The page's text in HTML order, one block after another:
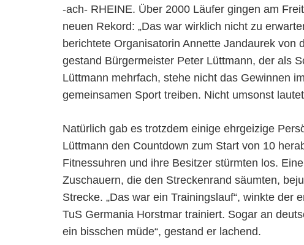
-ach- RHEINE. Über 2000 Läufer gingen am
neuen Rekord: „Das war wirklich nicht zu
berichtete Organisatorin Annette Jandaurek von
gestand Bürgermeister Peter Lüttmann, der als
Lüttmann mehrfach, stehe nicht das Gewinnen
gemeinsamen Sport treiben. Nicht umsonst
Natürlich gab es trotzdem einige ehrgeizige
Lüttmann den Countdown zum Start von 10
Fitnessuhren und ihre Besitzer stürmten los.
Zuschauern, die den Streckenrand säumten,
Strecke. „Das war ein Trainingslauf“, winkte
TuS Germania Horstmar trainiert. Sogar an
ein bisschen müde“, gestand er lachend.